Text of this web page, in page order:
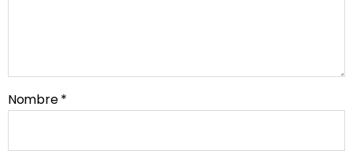
Nombre*